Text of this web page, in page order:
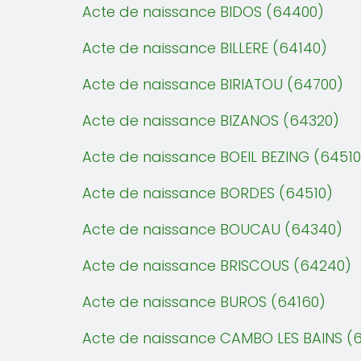
Acte de naissance BIDOS (64400)
Acte de naissance BILLERE (64140)
Acte de naissance BIRIATOU (64700)
Acte de naissance BIZANOS (64320)
Acte de naissance BOEIL BEZING
Acte de naissance BORDES (64510)
Acte de naissance BOUCAU (64340)
Acte de naissance BRISCOUS (64240)
Acte de naissance BUROS (64160)
Acte de naissance CAMBO LES BAINS